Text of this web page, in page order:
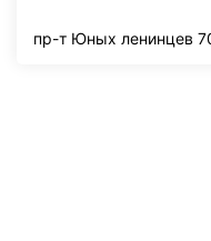
пр-т Юных ленинцев